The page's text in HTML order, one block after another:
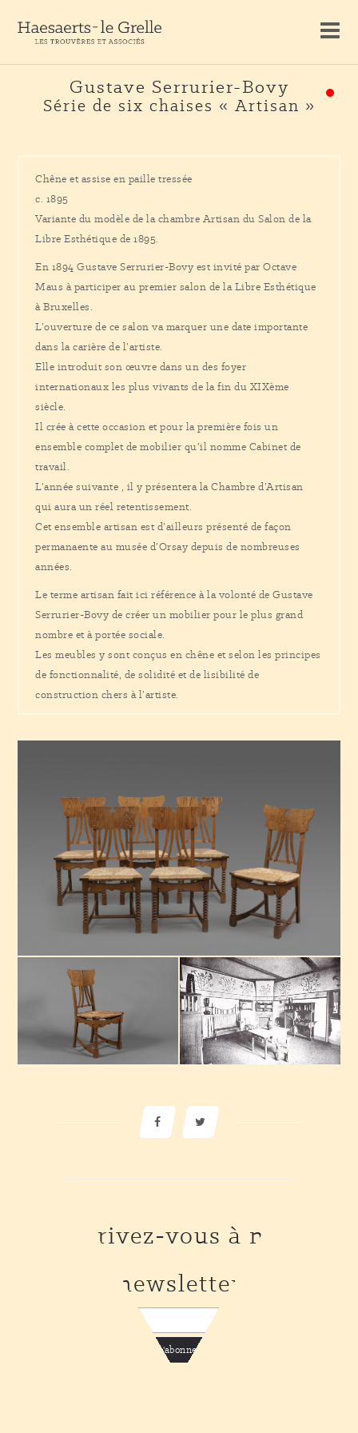
Gustave Serrurier-Bovy
Série de six chaises « Artisan »
Chêne et assise en paille tressée
c. 1895
Variante du modèle de la chambre Artisan du Salon de la
Libre Esthétique de 1895.
En 1894 Gustave Serrurier-Bovy est invité par Octave
Maus à participer au premier salon de la Libre Esthétique
à Bruxelles.
L’ouverture de ce salon va marquer une date importante
dans la carière de l’artiste.
Elle introduit son œuvre dans un des foyer
internationaux les plus vivants de la fin du XIXème
siècle.
Il crée à cette occasion et pour la première fois un
ensemble complet de mobilier qu’il nomme Cabinet de
travail.
L’année suivante , il y présentera la Chambre d’Artisan
qui aura un réel retentissement.
Cet ensemble artisan est d’ailleurs présenté de façon
permanaente au musée d’Orsay depuis de nombreuses
années.
Le terme artisan fait ici référence à la volonté de Gustave
Serrurier-Bovy de créer un mobilier pour le plus grand
nombre et à portée sociale.
Les meubles y sont conçus en chêne et selon les principes
de fonctionnalité, de solidité et de lisibilité de
construction chers à l’artiste.
Inscrivez-vous à notre
newsletter